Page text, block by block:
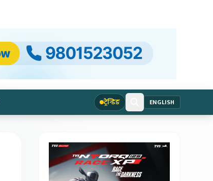
ट्रेन्डिङ ENGLISH